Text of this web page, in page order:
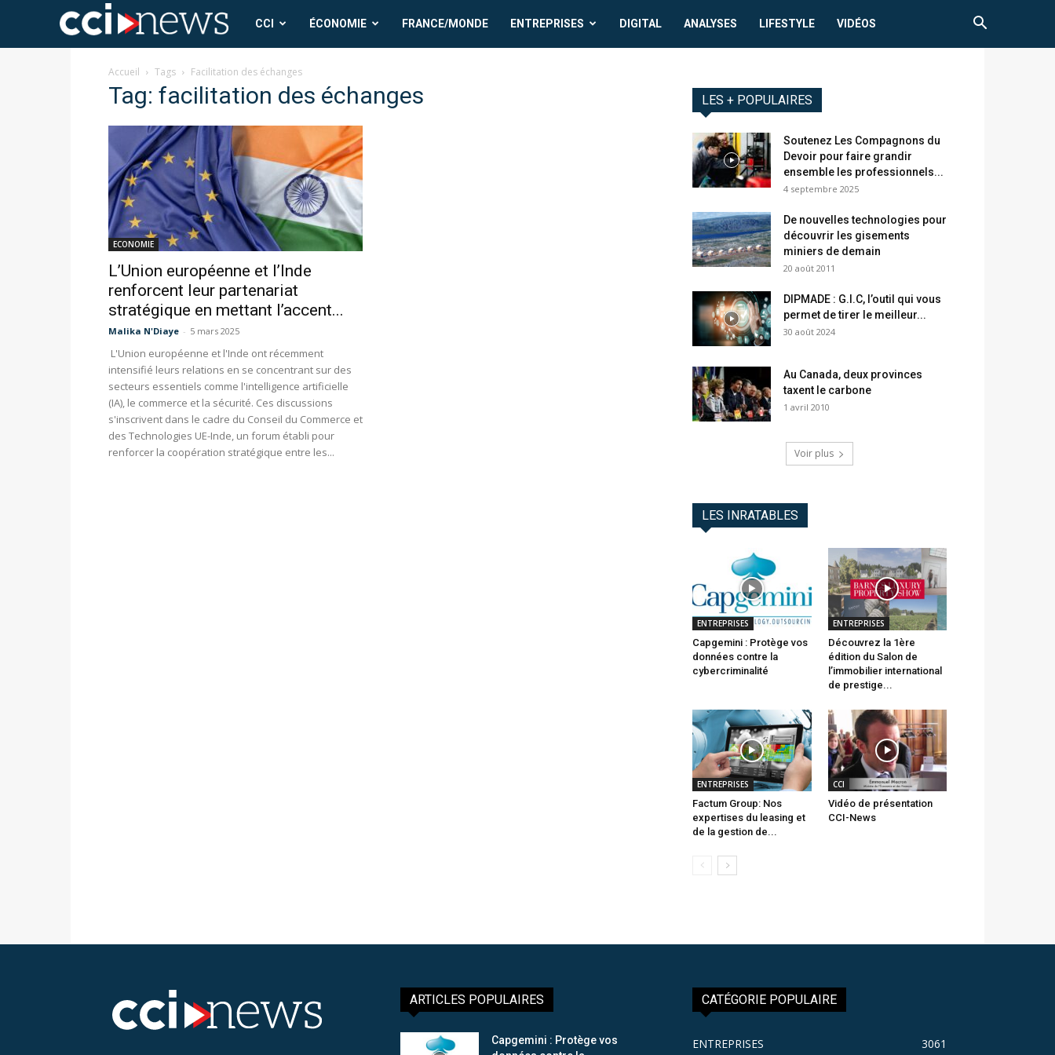
CCI
News
CCI ÉCONOMIE FRANCE/MONDE ENTREPRISES DIGITAL ANALYSES LIFESTYLE VIDÉOS
Accueil Tags Facilitation des échanges
Tag: facilitation des échanges
ECONOMIE
L’Union européenne et l’Inde
renforcent leur partenariat
stratégique en mettant l’accent...
Malika N'Diaye - 5 mars 2025
L'Union européenne et l'Inde ont récemment
intensifié leurs relations en se concentrant sur des
secteurs essentiels comme l'intelligence artificielle
(IA), le commerce et la sécurité. Ces discussions
s'inscrivent dans le cadre du Conseil du Commerce et
des Technologies UE-Inde, un forum établi pour
renforcer la coopération stratégique entre les...
LES + POPULAIRES
Soutenez Les Compagnons du
Devoir pour faire grandir
ensemble les professionnels...
4 septembre 2025
De nouvelles technologies pour
découvrir les gisements
miniers de demain
20 août 2011
DIPMADE : G.I.C, l’outil qui vous
permet de tirer le meilleur...
30 août 2024
Au Canada, deux provinces
taxent le carbone
1 avril 2010
Voir plus
LES INRATABLES
ENTREPRISES
Capgemini : Protège vos
données contre la
cybercriminalité
ENTREPRISES
Découvrez la 1ère
édition du Salon de
l’immobilier international
de prestige...
ENTREPRISES
Factum Group: Nos
expertises du leasing et
de la gestion de...
CCI
Vidéo de présentation
CCI-News
ARTICLES POPULAIRES
Capgemini : Protège vos
CATÉGORIE POPULAIRE
ENTREPRISES 3061